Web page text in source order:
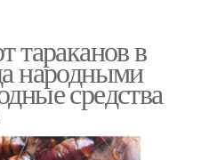
тараканов в
народными
средства